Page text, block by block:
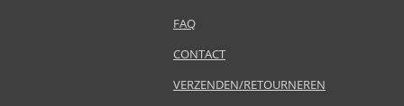
FAQ
CONTACT
VERZENDEN/RETOURNEREN